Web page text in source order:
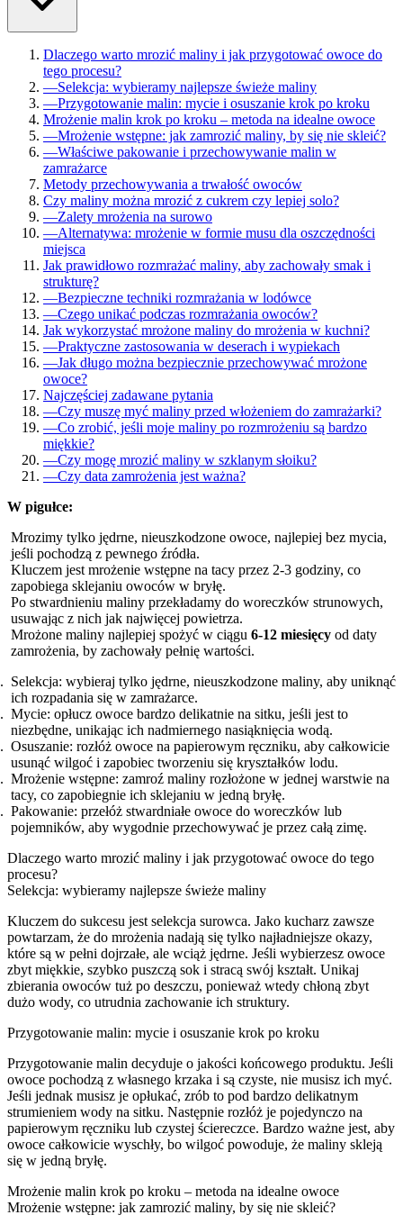
Dlaczego warto mrozić maliny i jak przygotować owoce do
tego procesu?
—Selekcja: wybieramy najlepsze świeże maliny
—Przygotowanie malin: mycie i osuszanie krok po kroku
Mrożenie malin krok po kroku – metoda na idealne owoce
—Mrożenie wstępne: jak zamrozić maliny, by się nie skleić?
—Właściwe pakowanie i przechowywanie malin w
zamrażarce
Metody przechowywania a trwałość owoców
Czy maliny można mrozić z cukrem czy lepiej solo?
—Zalety mrożenia na surowo
—Alternatywa: mrożenie w formie musu dla oszczędności
miejsca
Jak prawidłowo rozmrażać maliny, aby zachowały smak i
strukturę?
—Bezpieczne techniki rozmrażania w lodówce
—Czego unikać podczas rozmrażania owoców?
Jak wykorzystać mrożone maliny do mrożenia w kuchni?
—Praktyczne zastosowania w deserach i wypiekach
—Jak długo można bezpiecznie przechowywać mrożone
owoce?
Najczęściej zadawane pytania
—Czy muszę myć maliny przed włożeniem do zamrażarki?
—Co zrobić, jeśli moje maliny po rozmrożeniu są bardzo
miękkie?
—Czy mogę mrozić maliny w szklanym słoiku?
—Czy data zamrożenia jest ważna?
W pigułce:
Mrozimy tylko jędrne, nieuszkodzone owoce, najlepiej bez mycia,
jeśli pochodzą z pewnego źródła.
Kluczem jest mrożenie wstępne na tacy przez 2-3 godziny, co
zapobiega sklejaniu owoców w bryłę.
Po stwardnieniu maliny przekładamy do woreczków strunowych,
usuwając z nich jak najwięcej powietrza.
Mrożone maliny najlepiej spożyć w ciągu 6-12 miesięcy od daty
zamrożenia, by zachowały pełnię wartości.
Selekcja: wybieraj tylko jędrne, nieuszkodzone maliny, aby uniknąć
ich rozpadania się w zamrażarce.
Mycie: opłucz owoce bardzo delikatnie na sitku, jeśli jest to
niezbędne, unikając ich nadmiernego nasiąknięcia wodą.
Osuszanie: rozłóż owoce na papierowym ręczniku, aby całkowicie
usunąć wilgoć i zapobiec tworzeniu się kryształków lodu.
Mrożenie wstępne: zamroź maliny rozłożone w jednej warstwie na
tacy, co zapobiegnie ich sklejaniu w jedną bryłę.
Pakowanie: przełóż stwardniałe owoce do woreczków lub
pojemników, aby wygodnie przechowywać je przez całą zimę.
Dlaczego warto mrozić maliny i jak przygotować owoce do tego
procesu?
Selekcja: wybieramy najlepsze świeże maliny
Kluczem do sukcesu jest selekcja surowca. Jako kucharz zawsze
powtarzam, że do mrożenia nadają się tylko najładniejsze okazy,
które są w pełni dojrzałe, ale wciąż jędrne. Jeśli wybierzesz owoce
zbyt miękkie, szybko puszczą sok i stracą swój kształt. Unikaj
zbierania owoców tuż po deszczu, ponieważ wtedy chłoną zbyt
dużo wody, co utrudnia zachowanie ich struktury.
Przygotowanie malin: mycie i osuszanie krok po kroku
Przygotowanie malin decyduje o jakości końcowego produktu. Jeśli
owoce pochodzą z własnego krzaka i są czyste, nie musisz ich myć.
Jeśli jednak musisz je opłukać, zrób to pod bardzo delikatnym
strumieniem wody na sitku. Następnie rozłóż je pojedynczo na
papierowym ręczniku lub czystej ściereczce. Bardzo ważne jest, aby
owoce całkowicie wyschły, bo wilgoć powoduje, że maliny skleją
się w jedną bryłę.
Mrożenie malin krok po kroku – metoda na idealne owoce
Mrożenie wstępne: jak zamrozić maliny, by się nie skleić?